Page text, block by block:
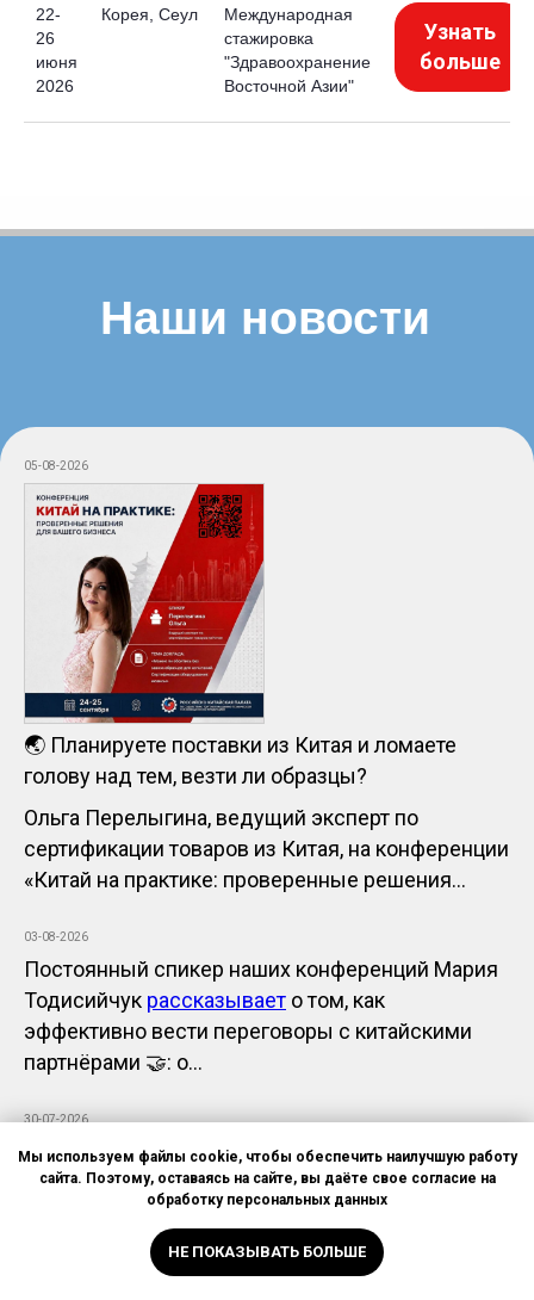
22-
26
июня
2026
Корея, Сеул
Международная
стажировка
"Здравоохранение
Восточной Азии"
Узнать
больше
05-08-2026
🌏 Планируете поставки из Китая и ломаете
голову над тем, везти ли образцы?
Ольга Перелыгина, ведущий эксперт по
сертификации товаров из Китая, на конференции
«Китай на практике: проверенные решения...
03-08-2026
Постоянный спикер наших конференций Мария
Тодисийчук рассказывает о том, как
эффективно вести переговоры с китайскими
партнёрами 🤝: о...
30-07-2026
Мы используем файлы cookie, чтобы обеспечить наилучшую работу
сайта. Поэтому, оставаясь на сайте, вы даёте свое согласие на
обработку персональных данных
НЕ ПОКАЗЫВАТЬ БОЛЬШЕ